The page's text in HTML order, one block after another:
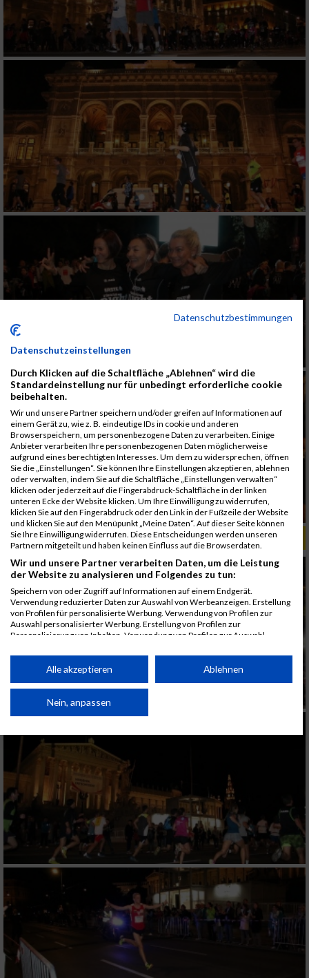
ALBUM ERSTE BANK VIENNA NIGHT RUN / 26.09.2017
Datenschutzbestimmungen
Datenschutzeinstellungen
Durch Klicken auf die Schaltfläche „Ablehnen“ wird die
Standardeinstellung nur für unbedingt erforderliche cookie
beibehalten.
Wir und unsere Partner speichern und/oder greifen auf Informationen auf
einem Gerät zu, wie z. B. eindeutige IDs in cookie und anderen
Browserspeichern, um personenbezogene Daten zu verarbeiten. Einige
Anbieter verarbeiten Ihre personenbezogenen Daten möglicherweise
aufgrund eines berechtigten Interesses. Um dem zu widersprechen, öffnen
Sie die „Einstellungen“. Sie können Ihre Einstellungen akzeptieren, ablehnen
oder verwalten, indem Sie auf die Schaltfläche „Einstellungen verwalten“
klicken oder jederzeit auf die Fingerabdruck-Schaltfläche in der linken
unteren Ecke der Website klicken. Um Ihre Einwilligung zu widerrufen,
klicken Sie auf den Fingerabdruck oder den Link in der Fußzeile der Website
und klicken Sie auf den Menüpunkt „Meine Daten“. Auf dieser Seite können
Sie Ihre Einwilligung widerrufen. Diese Entscheidungen werden unseren
Partnern mitgeteilt und haben keinen Einfluss auf die Browserdaten.
Wir und unsere Partner verarbeiten Daten, um die Leistung
der Website zu analysieren und Folgendes zu tun:
Speichern von oder Zugriff auf Informationen auf einem Endgerät.
Verwendung reduzierter Daten zur Auswahl von Werbeanzeigen. Erstellung
von Profilen für personalisierte Werbung. Verwendung von Profilen zur
Auswahl personalisierter Werbung. Erstellung von Profilen zur
Personalisierung von Inhalten. Verwendung von Profilen zur Auswahl
Performance von Inhalten. Analyse von Zielgruppen durch Statistiken oder
Kombinationen von Daten aus verschiedenen Quellen. Entwicklung und
von Inhalten.
Daten können außerhalb der Europäischen Union weitergegeben und in die
Website/App.
Partnerliste anzeigen (1 IAB-Anbieter)
Wir nutzen Ihre Daten für folgende Zwecke:
IAB-Verarbeitungszwecke:
Speichern von oder Zugriff auf Informationen
auf einem Endgerät
Verwendung reduzierter Daten zur Auswahl
Erstellung von Profilen für personalisierte
Verwendung von Profilen zur Auswahl
personalisierter Werbung
Alle akzeptieren Ablehnen
Nein, anpassen